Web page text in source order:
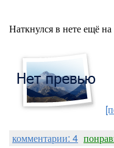
Наткнулся в нете ещё
комментарии: 4